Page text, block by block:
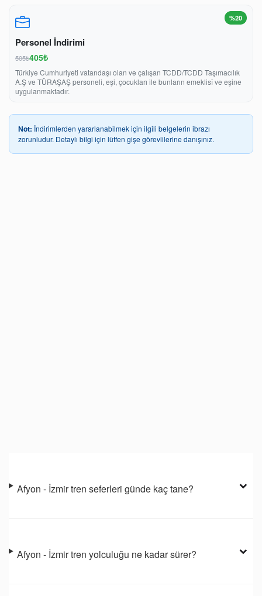
%20
Personel İndirimi
505₺405₺
Türkiye Cumhuriyeti vatandaşı olan ve çalışan TCDD/TCDD Taşımacılık
A.Ş ve TÜRAŞAŞ personeli, eşi, çocukları ile bunların emeklisî ve eşine
uygulanmaktadır.
Not: İndirimlerden yararlanabilmek için ilgili belgelerin ibrazı
zorunludur. Detaylı bilgi için lütfen gişe görevlilerine danışınız.
Afyon - İzmir tren seferleri günde kaç tane?
Afyon - İzmir tren yolculuğu ne kadar sürer?